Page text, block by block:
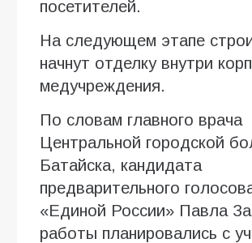
посетителей.
На следующем этапе
начнут отделку внутри
медучреждения.
По словам главного врача
Центральной городской
Батайска, кандидата
предварительного
«Единой России» Павла
работы планировались с